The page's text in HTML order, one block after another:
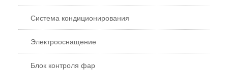
Система кондиционирования
Электрооснащение
Блок контроля фар